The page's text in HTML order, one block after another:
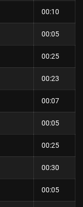
00:10
00:05
00:25
00:23
00:07
00:05
00:25
00:30
00:05